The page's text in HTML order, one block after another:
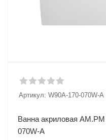
Артикул: W90A-170-070W-A
Ванна акриловая
070W-A